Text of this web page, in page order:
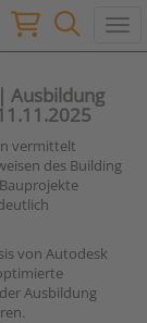
Ausbildung
vermittelt
des Building
von Autodesk
Ausbildung